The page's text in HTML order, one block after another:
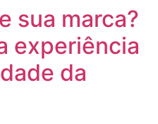
sua marca?
experiência
da